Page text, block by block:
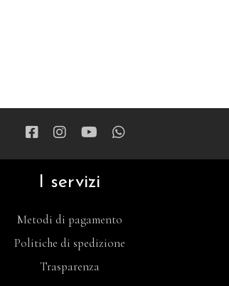
I servizi
Metodi di pagamento
Politiche di spedizione
Trasparenza